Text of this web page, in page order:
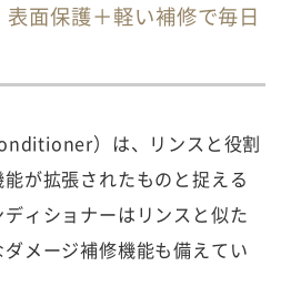
面保護＋軽い補修で毎日
）は、リンスと役割
が拡張されたものと捉える
ィショナーはリンスと似た
メージ補修機能も備えてい